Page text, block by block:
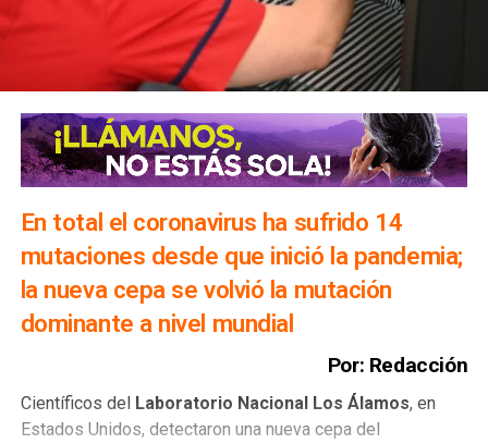
En total el coronavirus ha sufrido 14
mutaciones desde que inició la pandemia;
la nueva cepa se volvió la mutación
dominante a nivel mundial
Por: Redacción
Científicos del Laboratorio Nacional Los Álamos, en
Estados Unidos, detectaron una nueva cepa del